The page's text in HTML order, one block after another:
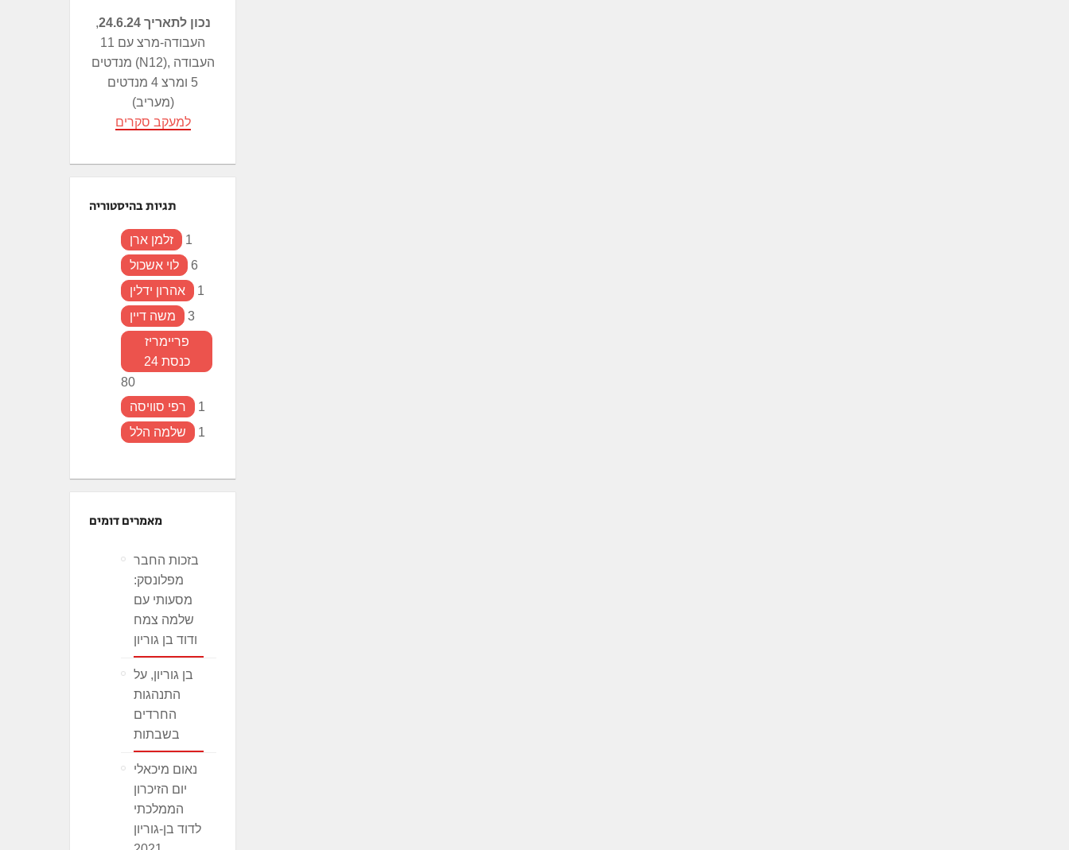
נכון לתאריך 24.6.24
,
העבודה-מרצ עם 11
מנדטים (N12), העבודה
5 ומרצ 4 מנדטים
(מעריב)
למעקב סקרים
תגיות בהיסטוריה
זלמן ארן
1
לוי אשכול
6
אהרון ידלין
1
משה דיין
3
פריימריז
כנסת 24
80
רפי סוויסה
1
שלמה הלל
1
מאמרים דומים
בזכות החבר
מפלונסק:
מסעותי עם
שלמה צמח
ודוד בן גוריון
בן גוריון, על
התנהגות
החרדים
בשבתות
נאום מיכאלי
יום הזיכרון
הממלכתי
לדוד בן-גוריון